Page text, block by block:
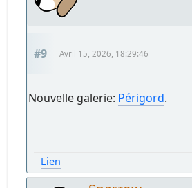
#9 Avril 15, 2026, 18:29:46
Nouvelle galerie: Périgord.
Lien